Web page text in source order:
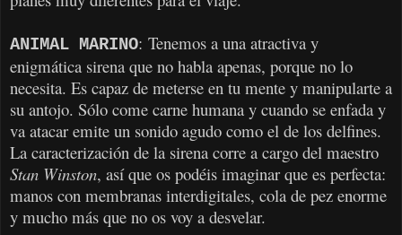
ANIMAL MARINO: Tenemos a una atractiva y
enigmática sirena que no habla apenas, porque no lo
necesita. Es capaz de meterse en tu mente y manipularte a
su antojo. Sólo come carne humana y cuando se enfada y
va atacar emite un sonido agudo como el de los delfines.
La caracterización de la sirena corre a cargo del maestro
Stan Winston, así que os podéis imaginar que es perfecta:
manos con membranas interdigitales, cola de pez enorme
y mucho más que no os voy a desvelar.